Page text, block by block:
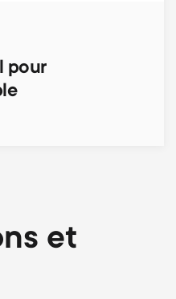
pour
et